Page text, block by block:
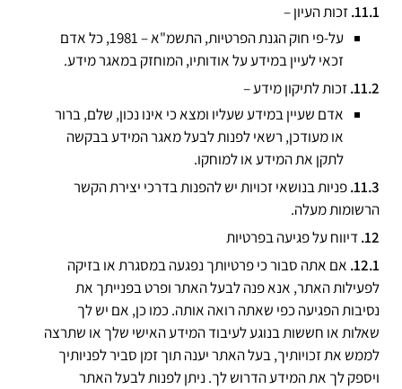
זכות העיון –
על-פי חוק הגנת הפרטיות, התשמ"א – 1981, כל אדם
זכאי לעיין במידע על אודותיו, המוחזק במאגר מידע.
זכות לתיקון מידע –
אדם שעיין במידע שעליו ומצא כי אינו נכון, שלם, ברור
או מעודכן, רשאי לפנות לבעל מאגר המידע בבקשה
לתקן את המידע או למוחקו.
פניות בנושאי זכויות יש להפנות בדרכי יצירת הקשר
הרשומות מעלה.
דיווח על פגיעה בפרטיות
אם אתה סבור כי פרטיותך נפגעה במסגרת או בזיקה
לפעילות האתר, אנא פנה לבעל האתר ופרט בפנייתך את
נסיבות הפגיעה כפי שאתה רואה אותה. כמו כן, אם יש לך
שאלות או חששות בנוגע לעיבוד המידע האישי שלך או שתרצה
לממש את זכויותיך, בעל האתר יענה תוך זמן סביר לפניותיך
ויספק לך את המידע הדרוש לך. ניתן לפנות לבעל האתר